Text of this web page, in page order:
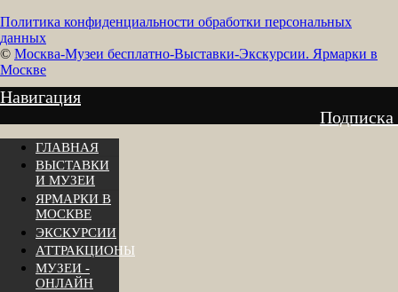
Политика конфиденциальности обработки персональных
данных
© Москва-Музеи бесплатно-Выставки-Экскурсии. Ярмарки в
Москве
Навигация
Подписка
ГЛАВНАЯ
ВЫСТАВКИ
И МУЗЕИ
ЯРМАРКИ В
МОСКВЕ
ЭКСКУРСИИ
АТТРАКЦИОНЫ
МУЗЕИ -
ОНЛАЙН